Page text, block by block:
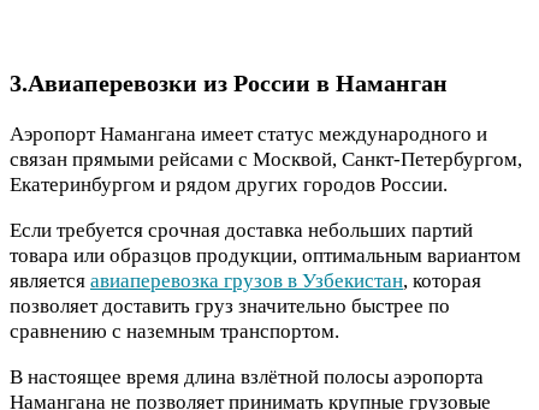
3.Авиаперевозки из России в Наманган
Аэропорт Намангана имеет статус международного и
связан прямыми рейсами с Москвой, Санкт-Петербургом,
Екатеринбургом и рядом других городов России.
Если требуется срочная доставка небольших партий
товара или образцов продукции, оптимальным вариантом
является авиаперевозка грузов в Узбекистан, которая
позволяет доставить груз значительно быстрее по
сравнению с наземным транспортом.
В настоящее время длина взлётной полосы аэропорта
Намангана не позволяет принимать крупные грузовые